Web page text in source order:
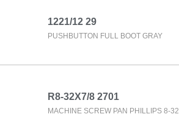
1221/12 29
PUSHBUTTON FULL BOOT GRAY
R8-32X7/8 2701
MACHINE SCREW PAN PHILLIPS 8-32